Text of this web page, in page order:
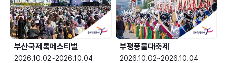
부산국제록페스티벌
2026.10.02~2026.10.04
부평풍물대축제
2026.10.02~2026.10.04